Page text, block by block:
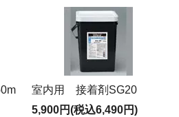
室内用 接着剤SG20
5,900円(税込6,490円)